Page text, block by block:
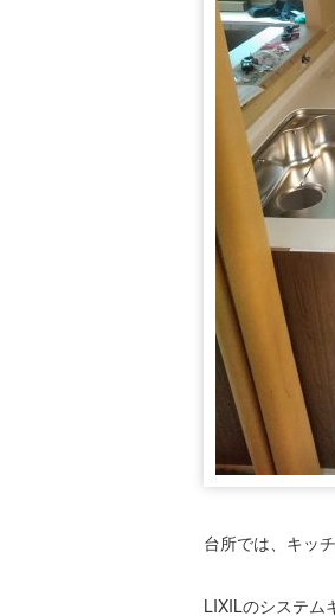
台所では、キッ
LIXILのシステム